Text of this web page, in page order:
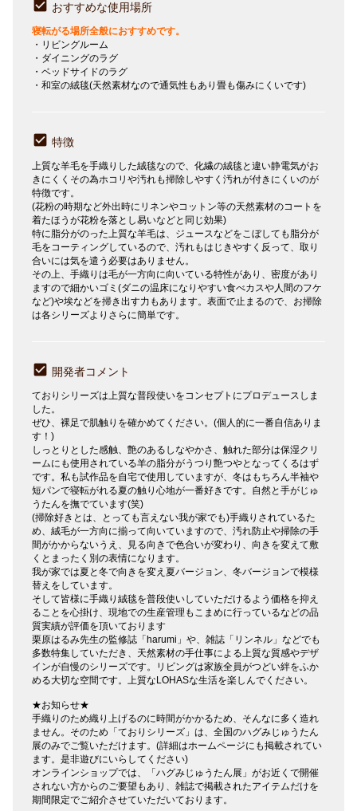
おすすめな使用場所
寝転がる場所全般におすすめです。
・リビングルーム
・ダイニングのラグ
・ベッドサイドのラグ
・和室の絨毯(天然素材なので通気性もあり畳も傷みにくいです)
特徴
上質な羊毛を手織りした絨毯なので、化繊の絨毯と違い静電気がお
きにくくその為ホコリや汚れも掃除しやすく汚れが付きにくいのが
特徴です。
(花粉の時期など外出時にリネンやコットン等の天然素材のコートを
着たほうが花粉を落とし易いなどと同じ効果)
特に脂分がのった上質な羊毛は、ジュースなどをこぼしても脂分が
毛をコーティングしているので、汚れもはじきやすく反って、取り
合いには気を遣う必要はありません。
その上、手織りは毛が一方向に向いている特性があり、密度があり
ますので細かいゴミ(ダニの温床になりやすい食べカスや人間のフケ
など)や埃などを掃き出す力もあります。表面で止まるので、お掃除
は各シリーズよりさらに簡単です。
開発者コメント
ておりシリーズは上質な普段使いをコンセプトにプロデュースしま
した。
ぜひ、裸足で肌触りを確かめてください。(個人的に一番自信ありま
す！)
しっとりとした感触、艶のあるしなやかさ、触れた部分は保湿クリ
ームにも使用されている羊の脂分がうつり艶つやとなってくるはず
です。私も試作品を自宅で使用していますが、冬はもちろん半袖や
短パンで寝転がれる夏の触り心地が一番好きです。自然と手がじゅ
うたんを撫でています(笑)
(掃除好きとは、とっても言えない我が家でも)手織りされているた
め、絨毛が一方向に揃って向いていますので、汚れ防止や掃除の手
間がかからないうえ、見る向きで色合いが変わり、向きを変えて敷
くとまったく別の表情になります。
我が家では夏と冬で向きを変え夏バージョン、冬バージョンで模様
替えをしています。
そして皆様に手織り絨毯を普段使いしていただけるよう価格を抑え
ることを心掛け、現地での生産管理もこまめに行っているなどの品
質実績が評価を頂いております
栗原はるみ先生の監修誌「harumi」や、雑誌「リンネル」などでも
多数特集していただき、天然素材の手仕事による上質な質感やデザ
インが自慢のシリーズです。リビングは家族全員がつどい絆をふか
める大切な空間です。上質なLOHASな生活を楽しんでください。
★お知らせ★
手織りのため織り上げるのに時間がかかるため、そんなに多く造れ
ません。そのため「ておりシリーズ」は、全国のハグみじゅうたん
展のみでご覧いただけます。(詳細はホームページにも掲載されてい
ます。是非遊びにいらしてください)
オンラインショップでは、「ハグみじゅうたん展」がお近くで開催
されない方からのご要望もあり、雑誌で掲載されたアイテムだけを
期間限定でご紹介させていただいております。